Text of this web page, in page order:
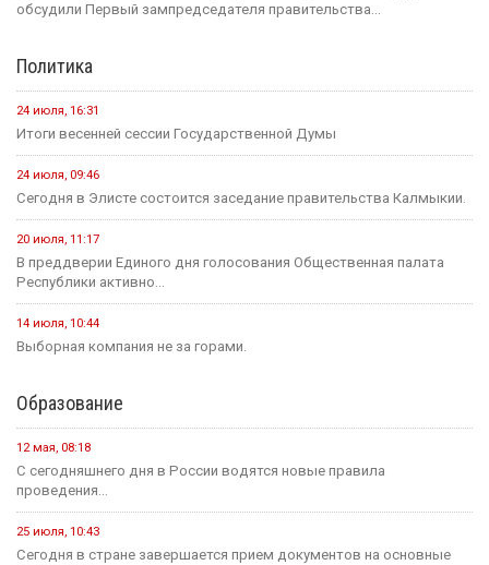
обсудили Первый зампредседателя правительства...
Политика
24 июля, 16:31
Итоги весенней сессии Государственной Думы
24 июля, 09:46
Сегодня в Элисте состоится заседание правительства Калмыкии.
20 июля, 11:17
В преддверии Единого дня голосования Общественная палата
Республики активно...
14 июля, 10:44
Выборная компания не за горами.
Образование
12 мая, 08:18
С сегодняшнего дня в России водятся новые правила
проведения...
25 июля, 10:43
Сегодня в стране завершается прием документов на основные